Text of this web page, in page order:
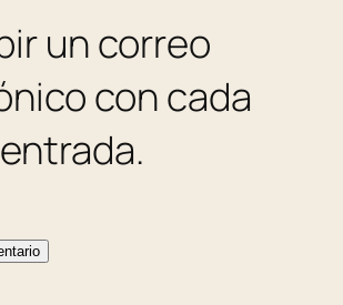
un correo
con cada